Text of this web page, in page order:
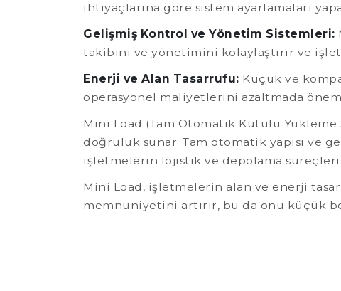
ihtiyaçlarına göre sistem ayarlamaları
Gelişmiş Kontrol ve Yönetim Sistemleri:
takibini ve yönetimini kolaylaştırır ve
Enerji ve Alan Tasarrufu: Küçük ve
operasyonel maliyetlerini azaltmada
Mini Load (Tam Otomatik Kutulu
doğruluk sunar. Tam otomatik yapısı ve
işletmelerin lojistik ve depolama
Mini Load, işletmelerin alan ve enerji
memnuniyetini artırır, bu da onu küçük